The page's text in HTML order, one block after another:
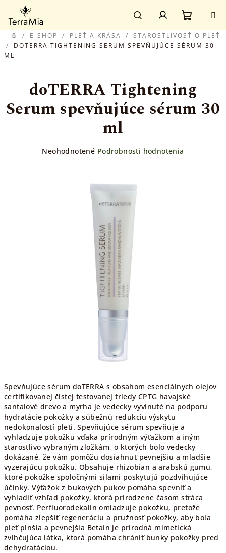
obsah
Hľadať
Prihlásenie
DOMOV
/ E-SHOP / PLEŤ A KRÁSA /
STAROSTLIVOSŤ O PLEŤ
/
DOTERRA TIGHTENING SERUM SPEVŇUJÚCE SÉRUM 30
ML
Spevňujúce sérum doTERRA s obsahom esenciálnych olejov
certifikovanej čistej testovanej triedy CPTG havajské
santalové drevo a myrha je vedecky vyvinuté na podporu
hydratácie pokožky a súbežnú redukciu výskytu
nedokonalostí pleti. Spevňujúce sérum spevňuje a
vyhladzuje pokožku vďaka prírodným výťažkom a iným
starostlivo vybraným zložkám, o ktorých bolo vedecky
dokázané, že vám pomôžu dosiahnuť pevnejšiu a mladšie
vyzerajúcu pokožku. Obsahuje rhizobian a arabskú gumu,
ktoré pokožke spoločnými silami poskytujú pozdvihujúce
účinky. Výťažok z bukových pukov pomáha spevniť a
vyhladiť vzhľad pokožky, ktorá prirodzene časom stráca
pevnosť. Perfluorodekalín omladzuje pokožku, pretože
pomáha zlepšiť regeneráciu a pružnosť pokožky, aby bola
pleť plnšia a pevnejšia Betaín je prírodná mimetická
zvlhčujúca látka, ktorá pomáha chrániť bunky pokožky pred
dehydratáciou.
doTERRA Tightening
Serum spevňujúce sérum 30
ml
Priemerné
Neohodnotené Podrobnosti hodnotenia